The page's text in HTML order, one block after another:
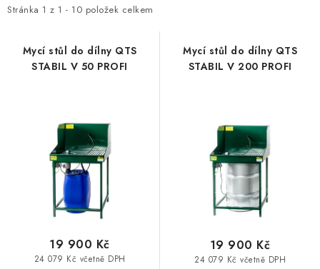
BRZDY
O nás Servis
Bazar
Doprava & platby
Moje objednávka
Obchodní podmínky
Podmínky ochrany osobních údajů
i
Stránka 1 z 1 - 10 položek celkem
e
Mycí stůl do dílny QTS
STABIL V 50 PROFI
24 079 Kč včetně DPH
19 900 Kč
Mycí stůl do dílny QTS
STABIL V 200 PROFI
24 079 Kč včetně DPH
19 900 Kč